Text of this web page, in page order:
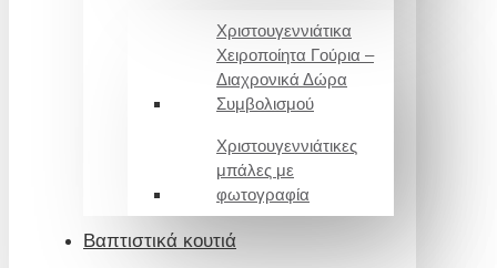
Χριστουγεννιάτικα
Χειροποίητα Γούρια –
Διαχρονικά Δώρα
Συμβολισμού
Χριστουγεννιάτικες
μπάλες με
φωτογραφία
Βαπτιστικά κουτιά